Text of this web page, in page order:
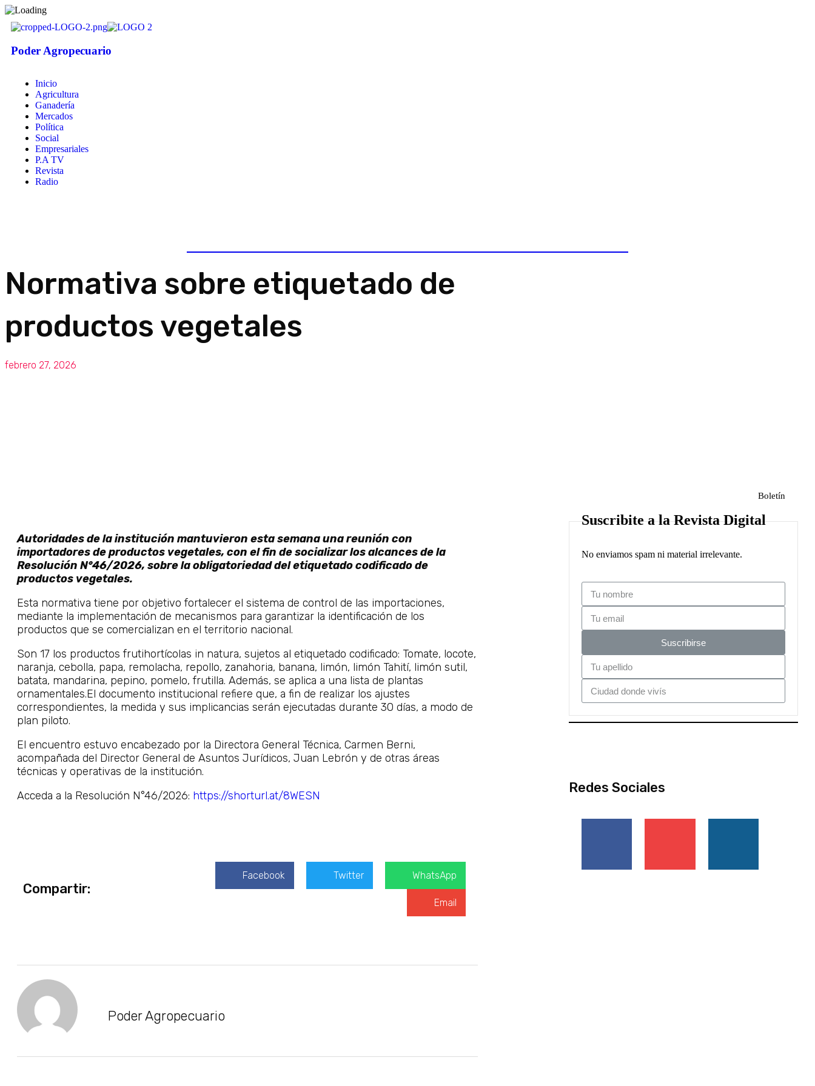
Poder Agropecuario
Inicio
Agricultura
Ganadería
Mercados
Política
Social
Empresariales
P.A TV
Revista
Radio
Normativa sobre etiquetado de
productos vegetales
febrero 27, 2026
Autoridades de la institución mantuvieron esta semana una reunión con
importadores de productos vegetales, con el fin de socializar los alcances de la
Resolución N°46/2026, sobre la obligatoriedad del etiquetado codificado de
productos vegetales.
Esta normativa tiene por objetivo fortalecer el sistema de control de las importaciones,
mediante la implementación de mecanismos para garantizar la identificación de los
productos que se comercializan en el territorio nacional.
Son 17 los productos frutihortícolas in natura, sujetos al etiquetado codificado: Tomate, locote,
naranja, cebolla, papa, remolacha, repollo, zanahoria, banana, limón, limón Tahití, limón sutil,
batata, mandarina, pepino, pomelo, frutilla. Además, se aplica a una lista de plantas
ornamentales.El documento institucional refiere que, a fin de realizar los ajustes
correspondientes, la medida y sus implicancias serán ejecutadas durante 30 días, a modo de
plan piloto.
El encuentro estuvo encabezado por la Directora General Técnica, Carmen Berni,
acompañada del Director General de Asuntos Jurídicos, Juan Lebrón y de otras áreas
técnicas y operativas de la institución.
Acceda a la Resolución N°46/2026: https://shorturl.at/8WESN
Compartir:
Facebook Twitter WhatsApp
Email
Poder Agropecuario
Boletín
Suscribite a la Revista Digital
No enviamos spam ni material irrelevante.
Suscribirse
Redes Sociales